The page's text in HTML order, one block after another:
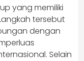
yang memiliki
tersebut
dengan
Selain